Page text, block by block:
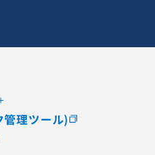
理ツール)